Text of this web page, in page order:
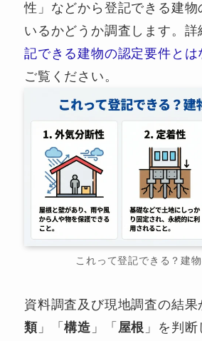
性」などから登記できる建物
いるかどうか調査します。詳
記できる建物の認定要件とは
ご覧ください。
これって登記できる？建
資料調査及び現地調査の結
類 」「構造 」「 屋根 」を判断